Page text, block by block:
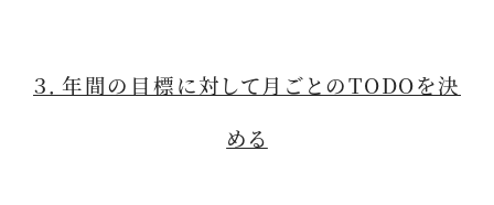
３．年間の目標に対して月ごとのTODOを決
める